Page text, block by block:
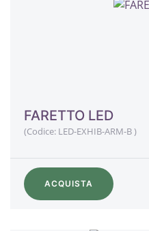
FARETTO LED
(Codice: LED-EXHIB-ARM-B)
ACQUISTA